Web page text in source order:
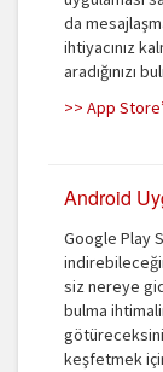
da
ihtiyacınız
aradığınızı
>> App
Android
Google Play
siz nereye
bulma
keşfetmek